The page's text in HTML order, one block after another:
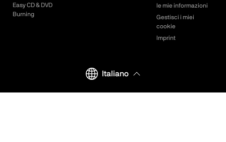
Easy CD & DVD
Burning
le mie informazioni
Gestisci i miei
cookie
Imprint
Italiano